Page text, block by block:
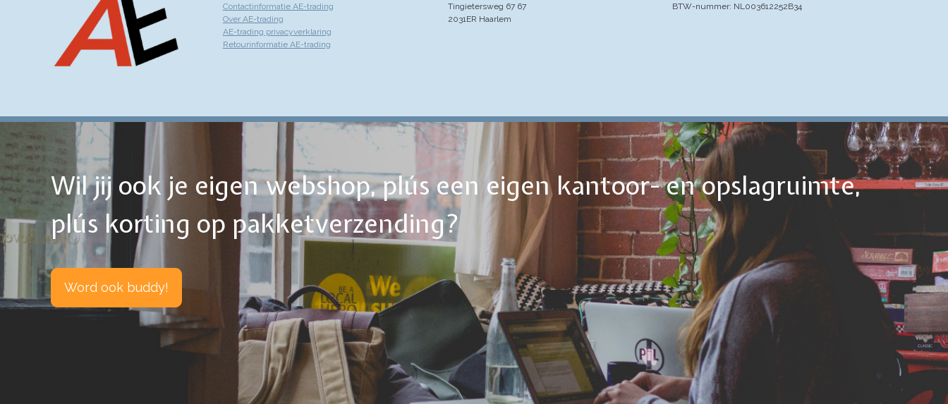
Contactinformatie AE-trading
Over AE-trading
AE-trading privacyverklaring
Retourinformatie AE-trading
Tingietersweg 67 67
2031ER Haarlem
BTW-nummer: NL003612252B34
Wil jij ook je eigen webshop, plús een eigen kantoor- en opslagruimte,
plús korting op pakketverzending?
Word ook buddy!